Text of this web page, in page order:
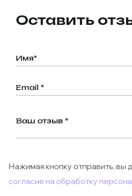
Оставить
Нажимая кнопку отправить, вы
согласие на обработку